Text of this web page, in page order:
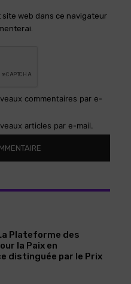
site web dans ce navigateur
commentaires par e-
articles par e-mail.
Plateforme des
la Paix en
distinguée par le Prix